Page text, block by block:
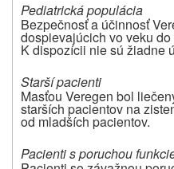
Pediatrická populácia
Bezpečnosť a účinnosť
dospievajúcich vo veku
K dispozícii nie sú žiadne
Starší pacienti
Masťou Veregen bol
starších pacientov na
od mladších pacientov.
Pacienti s poruchou